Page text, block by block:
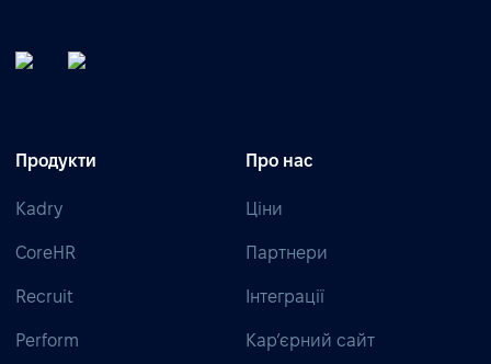
Продукти
Kadry
CoreHR
Recruit
Perform
Про нас
Ціни
Партнери
Інтеграції
Кар’єрний сайт